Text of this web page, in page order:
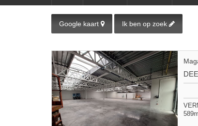
Google kaart Ik ben op zoek